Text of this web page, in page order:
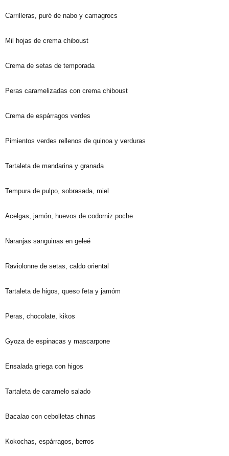
Carrilleras, puré de nabo y camagrocs
Mil hojas de crema chiboust
Crema de setas de temporada
Peras caramelizadas con crema chiboust
Crema de espárragos verdes
Pimientos verdes rellenos de quinoa y verduras
Tartaleta de mandarina y granada
Tempura de pulpo, sobrasada, miel
Acelgas, jamón, huevos de codorniz poche
Naranjas sanguinas en geleé
Raviolonne de setas, caldo oriental
Tartaleta de higos, queso feta y jamóm
Peras, chocolate, kikos
Gyoza de espinacas y mascarpone
Ensalada griega con higos
Tartaleta de caramelo salado
Bacalao con cebolletas chinas
Kokochas, espárragos, berros